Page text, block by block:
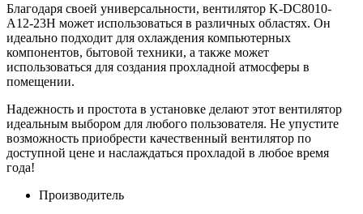
Благодаря своей универсальности, вентилятор K-DC8010-
A12-23H может использоваться в различных областях. Он
идеально подходит для охлаждения компьютерных
компонентов, бытовой техники, а также может
использоваться для создания прохладной атмосферы в
помещении.
Надежность и простота в установке делают этот вентилятор
идеальным выбором для любого пользователя. Не упустите
возможность приобрести качественный вентилятор по
доступной цене и наслаждаться прохладой в любое время
года!
Производитель